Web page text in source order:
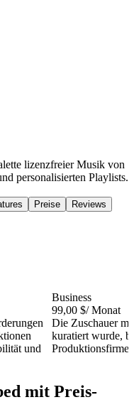
lizenzfreier Musik von
personalisierten Playlists.
Preise Reviews
und
Business
99,00 $/ Monat
Die Zuschauer
kuratiert wurde,
mit Preis-